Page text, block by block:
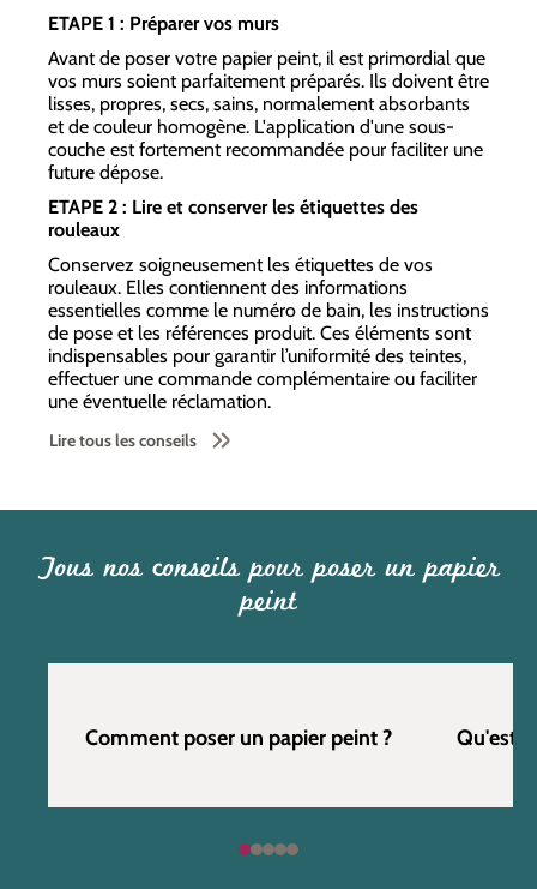
ETAPE 1 : Préparer vos murs
Avant de poser votre papier peint, il est primordial que
vos murs soient parfaitement préparés. Ils doivent être
lisses, propres, secs, sains, normalement absorbants
et de couleur homogène. L'application d'une sous-
couche est fortement recommandée pour faciliter une
future dépose.
ETAPE 2 : Lire et conserver les étiquettes des
rouleaux
Conservez soigneusement les étiquettes de vos
rouleaux. Elles contiennent des informations
essentielles comme le numéro de bain, les instructions
de pose et les références produit. Ces éléments sont
indispensables pour garantir l’uniformité des teintes,
effectuer une commande complémentaire ou faciliter
une éventuelle réclamation.
Lire tous les conseils
Tous nos conseils pour poser un papier
peint
Comment poser un papier peint ? Qu'est